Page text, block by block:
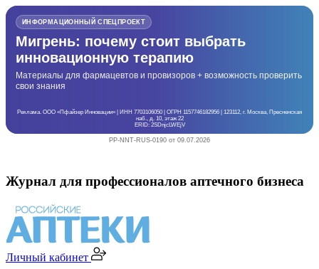
ИНФОРМАЦИОННЫЙ СПЕЦПРОЕКТ
Мигрень: почему стоит выбрать
инновационную терапию
Материалы для фармацевтов и провизоров + возможность проверить
свои знания
Реклама. ООО «Пфайзер Инновации» | ИНН 7703106050 | ОГРН 1157746182956 | 123112, г. Москва, Пресненская
наб., д. 10, этаж 22
ERID: 2SDnjcLWEjV
PP-NNT-RUS-0190 от 09.07.2026
Журнал для профессионалов аптечного бизнеса
Личный кабинет